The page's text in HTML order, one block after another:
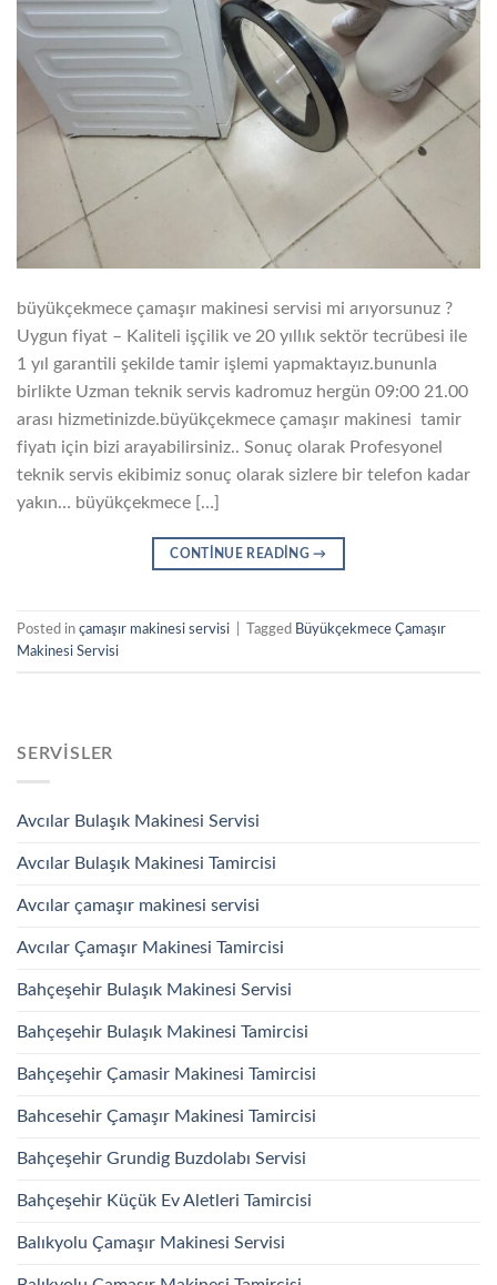
büyükçekmece çamaşır makinesi servisi mi arıyorsunuz ?
Uygun fiyat – Kaliteli işçilik ve 20 yıllık sektör tecrübesi ile
1 yıl garantili şekilde tamir işlemi yapmaktayız.bununla
birlikte Uzman teknik servis kadromuz hergün 09:00 21.00
arası hizmetinizde.büyükçekmece çamaşır makinesi tamir
fiyatı için bizi arayabilirsiniz.. Sonuç olarak Profesyonel
teknik servis ekibimiz sonuç olarak sizlere bir telefon kadar
yakın… büyükçekmece […]
CONTINUE READING→
Posted in çamaşır makinesi servisi Tagged Büyükçekmece Çamaşır
Makinesi Servisi
SERVISLER
Avcılar Bulaşık Makinesi Servisi
Avcılar Bulaşık Makinesi Tamircisi
Avcılar çamaşır makinesi servisi
Avcılar Çamaşır Makinesi Tamircisi
Bahçeşehir Bulaşık Makinesi Servisi
Bahçeşehir Bulaşık Makinesi Tamircisi
Bahçeşehir Çamasir Makinesi Tamircisi
Bahcesehir Çamaşır Makinesi Tamircisi
Bahçeşehir Grundig Buzdolabı Servisi
Bahçeşehir Küçük Ev Aletleri Tamircisi
Balıkyolu Çamaşır Makinesi Servisi